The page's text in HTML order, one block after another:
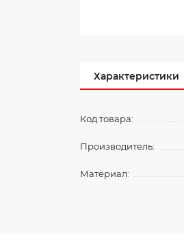
Характеристики
Код товара:
Производитель:
Материал: